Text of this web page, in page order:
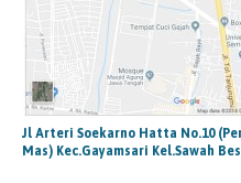
Jl Arteri Soekarno Hatta No.10
Mas) Kec.Gayamsari Kel.Sawah